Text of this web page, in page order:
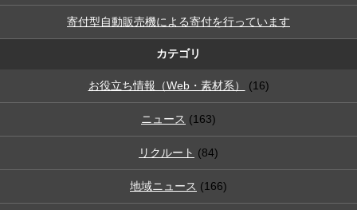
寄付型自動販売機による寄付を行っています
カテゴリ
お役立ち情報（Web・素材系） (16)
ニュース (163)
リクルート (84)
地域ニュース (166)